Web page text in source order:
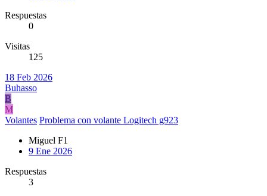
Respuestas
0
Visitas
125
18 Feb 2026
Buhasso
B
M
Volantes Problema con volante Logitech g923
Miguel F1
9 Ene 2026
Respuestas
3